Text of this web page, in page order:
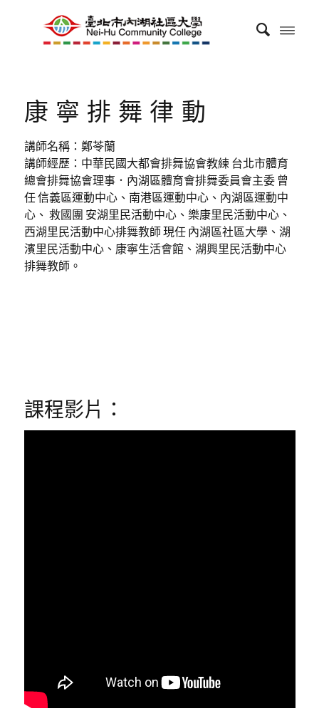
康寧排舞律動
講師名稱：鄭苓蘭
講師經歷：中華民國大都會排舞協會教練 台北市體育
總會排舞協會理事．內湖區體育會排舞委員會主委 曾
任 信義區運動中心、南港區運動中心、內湖區運動中
心、 救國團 安湖里民活動中心、樂康里民活動中心、
西湖里民活動中心排舞教師 現任 內湖區社區大學、湖
濱里民活動中心、康寧生活會館、湖興里民活動中心
排舞教師。
課程影片：